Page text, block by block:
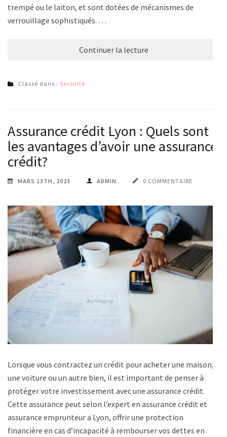
trempé ou le laiton, et sont dotées de mécanismes de
verrouillage sophistiqués. …
Continuer la lecture
Classé dans : Securité
Assurance crédit Lyon : Quels sont
les avantages d’avoir une assurance
crédit?
MARS 13TH, 2023 ADMIN 0 COMMENTAIRE
Lorsque vous contractez un crédit pour acheter une maison,
une voiture ou un autre bien, il est important de penser à
protéger votre investissement avec une assurance crédit.
Cette assurance peut selon l’expert en assurance crédit et
assurance emprunteur a Lyon, offrir une protection
financière en cas d’incapacité à rembourser vos dettes en